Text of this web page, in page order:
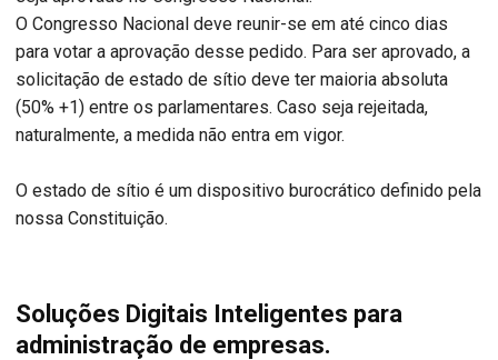
O Congresso Nacional deve reunir-se em até cinco dias
para votar a aprovação desse pedido. Para ser aprovado, a
solicitação de estado de sítio deve ter maioria absoluta
(50% +1) entre os parlamentares. Caso seja rejeitada,
naturalmente, a medida não entra em vigor.
O estado de sítio é um dispositivo burocrático definido pela
nossa Constituição.
Soluções Digitais Inteligentes para
administração de empresas.